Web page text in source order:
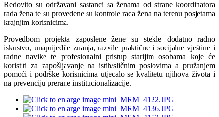
Redovito su održavani sastanci sa ženama od strane koordinatora
rada žena te su provedene su kontrole rada žena na terenu posjetama
krajnjim korisnicima.
Provedbom projekta zaposlene žene su stekle dodatno radno
iskustvo, unaprijedile znanja, razvile praktične i socijalne vještine i
radne navike te profesionalni pristup starijim osobama koje će
koristiti za zapošljavanje na istih/sličnim poslovima a pružanjem
pomoći i podrške korisnicima utjecalo se kvalitetu njihova života i
na prevenciju prerane institucionalizacije.